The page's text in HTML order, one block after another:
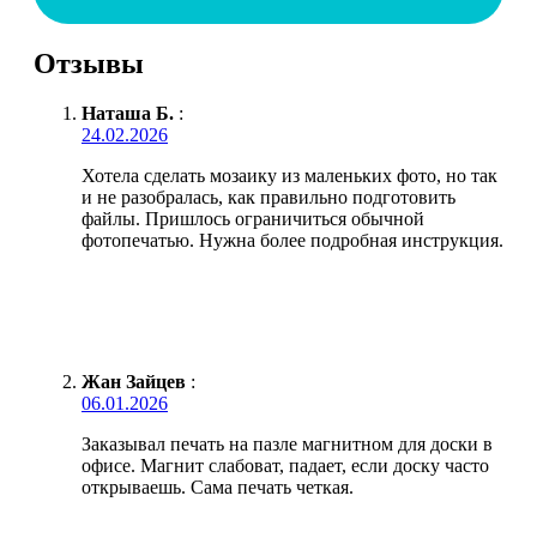
Отзывы
Наташа Б. :
24.02.2026
Хотела сделать мозаику из маленьких фото, но так
и не разобралась, как правильно подготовить
файлы. Пришлось ограничиться обычной
фотопечатью. Нужна более подробная инструкция.
Жан Зайцев :
06.01.2026
Заказывал печать на пазле магнитном для доски в
офисе. Магнит слабоват, падает, если доску часто
открываешь. Сама печать четкая.